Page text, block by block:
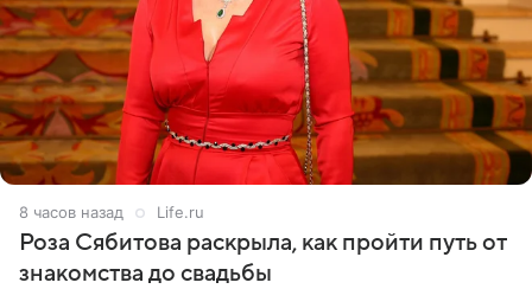
8 часов назад Life.ru
Роза Сябитова раскрыла, как пройти путь от
знакомства до свадьбы